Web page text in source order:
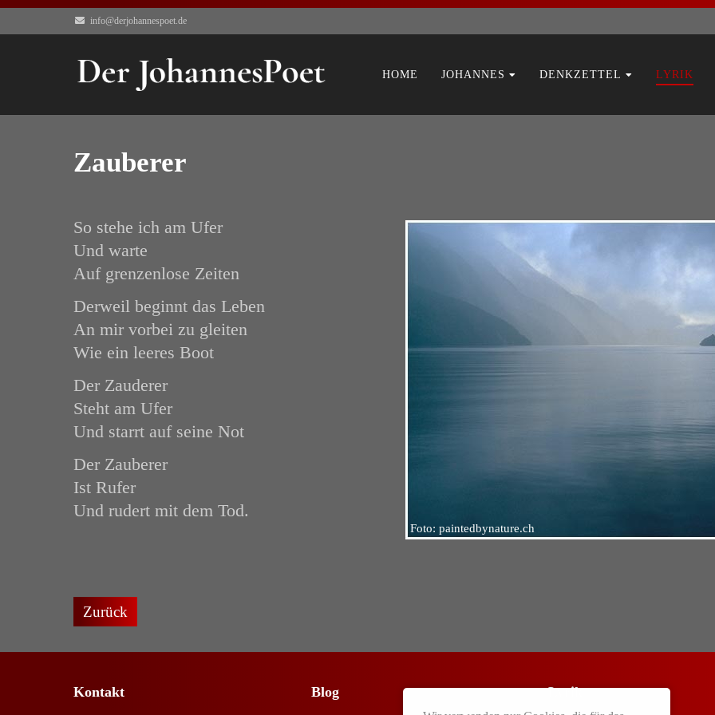
info@derjohannespoet.de
Navigation
HOME JOHANNES DENKZETTEL LYRIK
Zauberer
So stehe ich am Ufer
Und warte
Auf grenzenlose Zeiten
Derweil beginnt das Leben
An mir vorbei zu gleiten
Wie ein leeres Boot
Der Zauderer
Steht am Ufer
Und starrt auf seine Not
Der Zauberer
Ist Rufer
Und rudert mit dem Tod.
Foto: paintedbynature.ch
Zurück
Kontakt Blog Lyrik